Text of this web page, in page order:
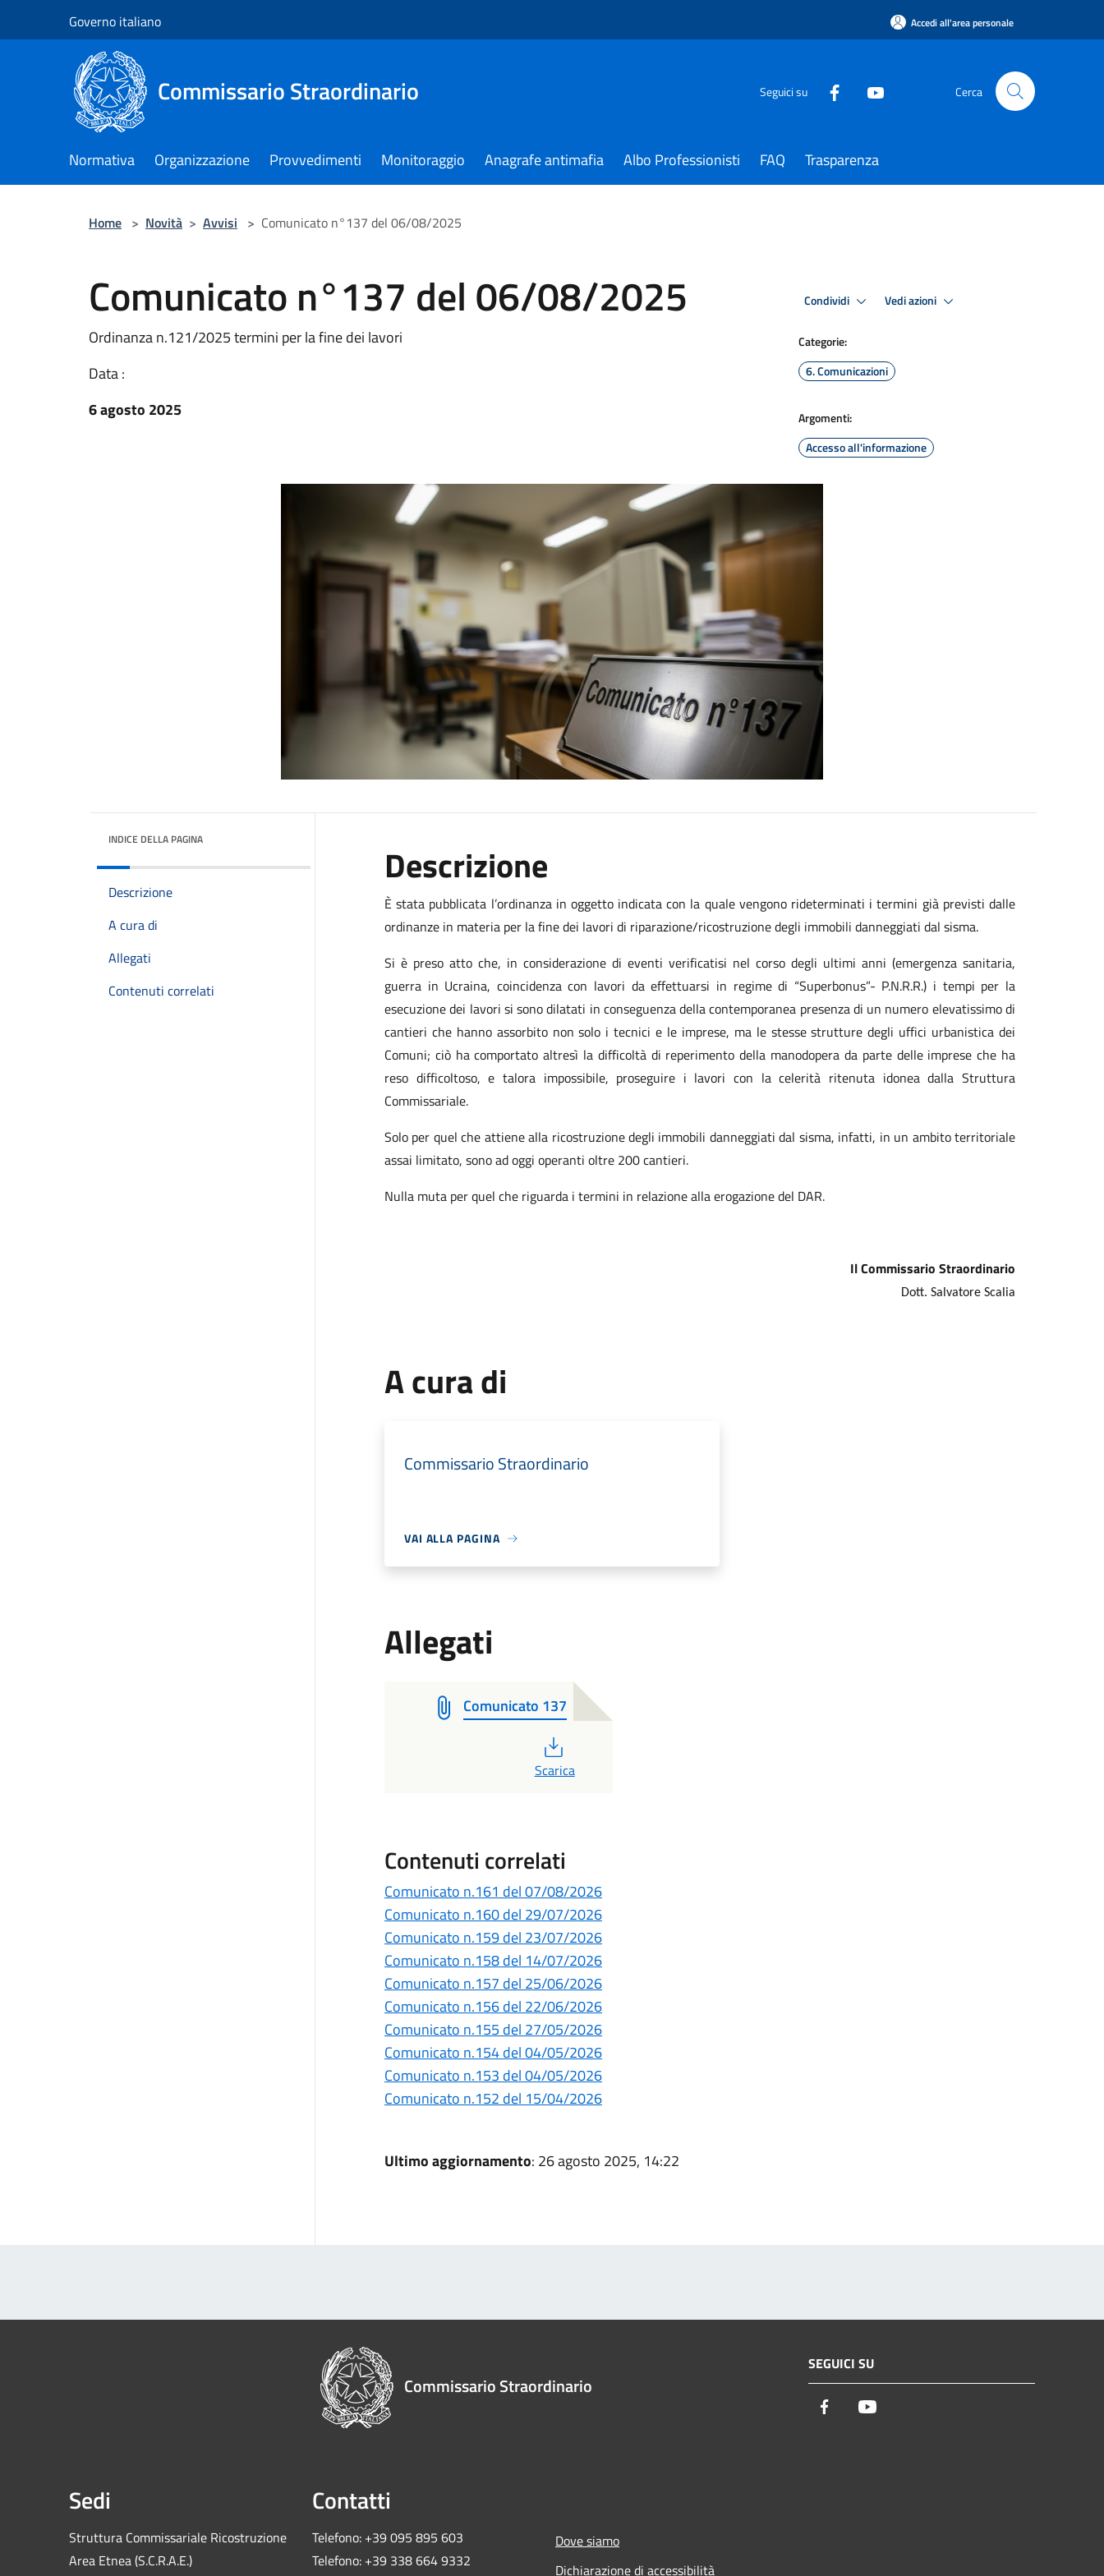
Governo italiano Accedi all'area personale
Commissario Straordinario Seguici su Cerca
Normativa Organizzazione Provvedimenti Monitoraggio Anagrafe antimafia Albo Professionisti FAQ Trasparenza
Home > Novità > Avvisi > Comunicato n°137 del 06/08/2025
Comunicato n°137 del 06/08/2025
Ordinanza n.121/2025 termini per la fine dei lavori
Data :
6 agosto 2025
Condividi Vedi azioni
Categorie:
6. Comunicazioni
Argomenti:
Accesso all'informazione
INDICE DELLA PAGINA
Descrizione
A cura di
Allegati
Contenuti correlati
Descrizione
È stata pubblicata l’ordinanza in oggetto indicata con la quale vengono rideterminati i termini già previsti dalle
ordinanze in materia per la fine dei lavori di riparazione/ricostruzione degli immobili danneggiati dal sisma.
Si è preso atto che, in considerazione di eventi verificatisi nel corso degli ultimi anni (emergenza sanitaria,
guerra in Ucraina, coincidenza con lavori da effettuarsi in regime di “Superbonus”- P.N.R.R.) i tempi per la
esecuzione dei lavori si sono dilatati in conseguenza della contemporanea presenza di un numero elevatissimo di
cantieri che hanno assorbito non solo i tecnici e le imprese, ma le stesse strutture degli uffici urbanistica dei
Comuni; ciò ha comportato altresì la difficoltà di reperimento della manodopera da parte delle imprese che ha
reso difficoltoso, e talora impossibile, proseguire i lavori con la celerità ritenuta idonea dalla Struttura
Commissariale.
Solo per quel che attiene alla ricostruzione degli immobili danneggiati dal sisma, infatti, in un ambito territoriale
assai limitato, sono ad oggi operanti oltre 200 cantieri.
Nulla muta per quel che riguarda i termini in relazione alla erogazione del DAR.
Il Commissario Straordinario
Dott. Salvatore Scalia
A cura di
Commissario Straordinario
VAI ALLA PAGINA
Allegati
Comunicato 137
Scarica
Contenuti correlati
Comunicato n.161 del 07/08/2026
Comunicato n.160 del 29/07/2026
Comunicato n.159 del 23/07/2026
Comunicato n.158 del 14/07/2026
Comunicato n.157 del 25/06/2026
Comunicato n.156 del 22/06/2026
Comunicato n.155 del 27/05/2026
Comunicato n.154 del 04/05/2026
Comunicato n.153 del 04/05/2026
Comunicato n.152 del 15/04/2026
Ultimo aggiornamento: 26 agosto 2025, 14:22
Commissario Straordinario
SEGUICI SU
Facebook
Sedi
Struttura Commissariale Ricostruzione
Area Etnea (S.C.R.A.E.)
Contatti
Telefono: +39 095 895 603
Telefono: +39 338 664 9332
Dove siamo
Dichiarazione di accessibilità